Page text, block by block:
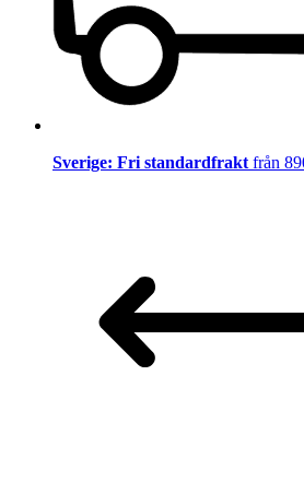
Sverige: Fri standardfrakt från